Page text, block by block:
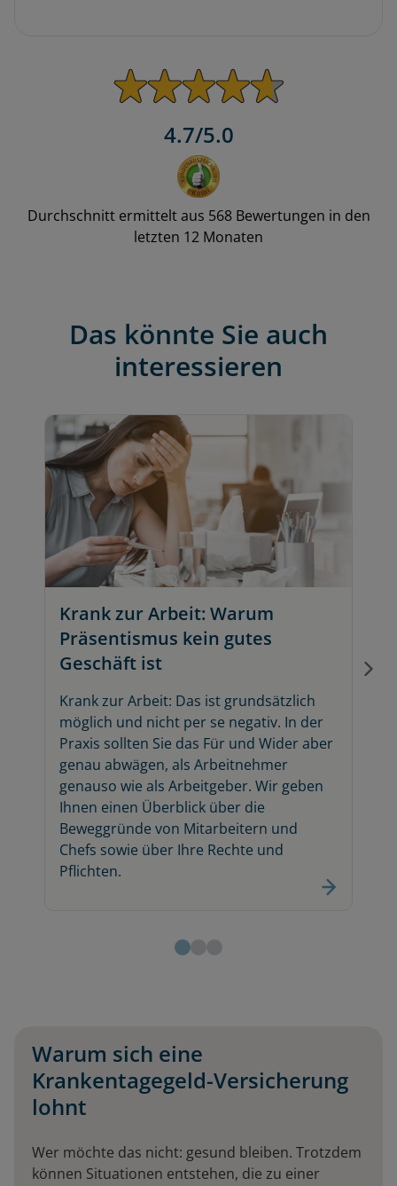
4.7/5.0
Durchschnitt ermittelt aus 568 Bewertungen in den
letzten 12 Monaten
Das könnte Sie auch
interessieren
Krank zur Arbeit: Warum
Präsentismus kein gutes
Geschäft ist
Krank zur Arbeit: Das ist grundsätzlich
möglich und nicht per se negativ. In der
Praxis sollten Sie das Für und Wider aber
genau abwägen, als Arbeitnehmer
genauso wie als Arbeitgeber. Wir geben
Ihnen einen Überblick über die
Beweggründe von Mitarbeitern und
Chefs sowie über Ihre Rechte und
Pflichten.
Warum sich eine
Krankentagegeld-Versicherung
lohnt
Wer möchte das nicht: gesund bleiben. Trotzdem
können Situationen entstehen, die zu einer